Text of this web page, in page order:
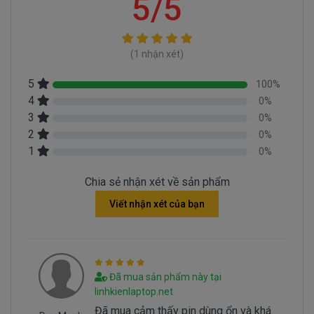
Nhận biết pin Surface hư trên máy
tính như thế nào
Pin Surface Book, Pro, Go, Laptop bị hư làm
sao chúng ta nhận biết?
Có 3 cách để nhận biết pin Surface bị hư
- Một là khi mở nút nguồn trước khi xuất hiện lo
go Surface sẻ có dòng thông báo pin bị hư cần thay
pin.
- Hai là chúng ta rê con chuột vào biểu tượng
cục pin phía dưới bên tay phải nếu thấy dòng thông
báo “ Need replace battery” là chúng ta biết pin
sang màu cam.
5/5
(1 nhận xét)
5 100%
4 0%
3 0%
2 0%
1 0%
Chia sẻ nhận xét về sản phẩm
Viết nhận xét của bạn
Đã mua sản phẩm này tại
linhkienlaptop.net
Đã mua cảm thấy pin dùng ổn và khá